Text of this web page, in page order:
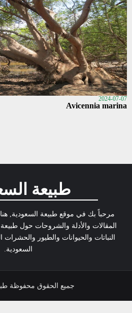
2024-07-07
Avicennia marina
طبيعة
مرحباً بك في موقع طبيعة السعودية,
المقالات والأدلة والشروحات حول
النباتات والحيوانات والطيور
السعودية.
جميع الحقوق محفوظة